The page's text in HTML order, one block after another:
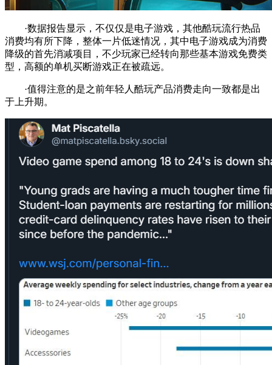
·数据报告显示，不仅仅是电子游戏，其他酷玩流行热品
消费均有所下降，整体一片低迷情况，其中电子游戏成为消费
降级的首先消减项目，不少玩家已经转向那些基本游戏免费类
型，高额的单机买断游戏正在被疏远。
·值得注意的是之前年轻人酷玩产品消费走向一致都是出
于上升期。